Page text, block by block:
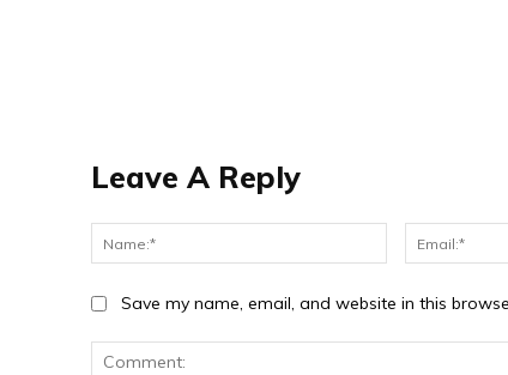
Leave A Reply
Save my name, email, and website in this